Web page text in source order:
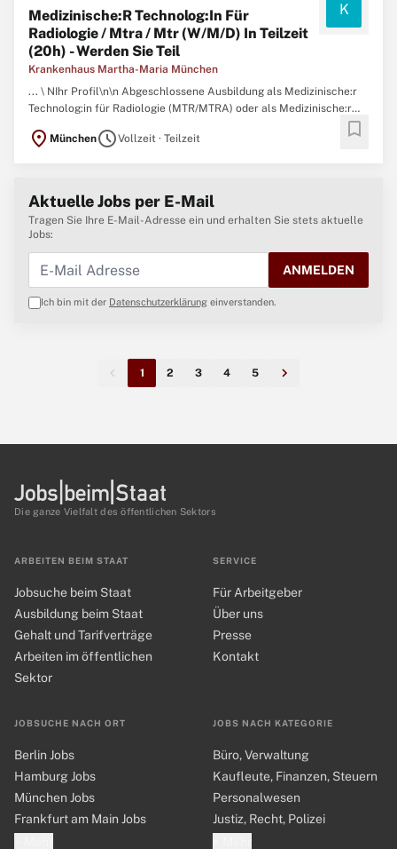
Medizinische:R Technolog:In Für
Radiologie / Mtra / Mtr (W/M/D) In Teilzeit
(20h) - Werden Sie Teil
Krankenhaus Martha-Maria München
K
... \ NIhr Profil\n\n Abgeschlossene Ausbildung als Medizinische:r
Technolog:in für Radiologie (MTR/MTRA) oder als Medizinische:r
Berufserfahrung\ N Ausgeprägtes Verantwortungsbewusstsein,
location_on MünchenscheduleVollzeit · Teilzeit bookmark
Aktuelle Jobs per E-Mail
Tragen Sie Ihre E-Mail-Adresse ein und erhalten Sie stets aktuelle
Jobs:
ANMELDEN
Ich bin mit der Datenschutzerklärung einverstanden.
1 2 3 4 5
Die ganze Vielfalt des öffentlichen Sektors
ARBEITEN BEIM STAAT
Jobsuche beim Staat
Ausbildung beim Staat
Gehalt und Tarifverträge
Arbeiten im öffentlichen
Sektor
JOBSUCHE NACH ORT
Berlin Jobs
Hamburg Jobs
München Jobs
Frankfurt am Main Jobs
JOBS NACH KATEGORIE
Büro, Verwaltung
Kaufleute, Finanzen, Steuern
Personalwesen
Justiz, Recht, Polizei
SERVICE
Für Arbeitgeber
Über uns
Presse
Kontakt